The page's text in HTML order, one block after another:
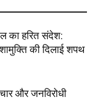
का हरित संदेश:
की दिलाई शपथ
और जनविरोधी